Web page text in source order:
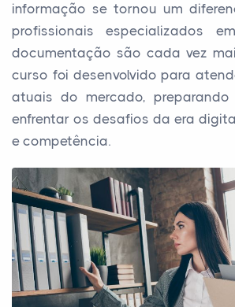
informação se tornou um
profissionais especializados
documentação são cada vez
curso foi desenvolvido para
atuais do mercado,
enfrentar os desafios da era
e competência.